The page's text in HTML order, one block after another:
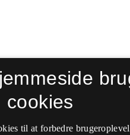
cookies
til at forbedre